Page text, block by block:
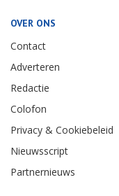
OVER ONS
Contact
Adverteren
Redactie
Colofon
Privacy & Cookiebeleid
Nieuwsscript
Partnernieuws